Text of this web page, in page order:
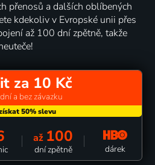
přenosů a dalších oblíbených
kdekoliv v Evropské unii přes
až 100 dní zpětně, takže
za 10 Kč
a bez závazku
až 100
dní zpětně dárek